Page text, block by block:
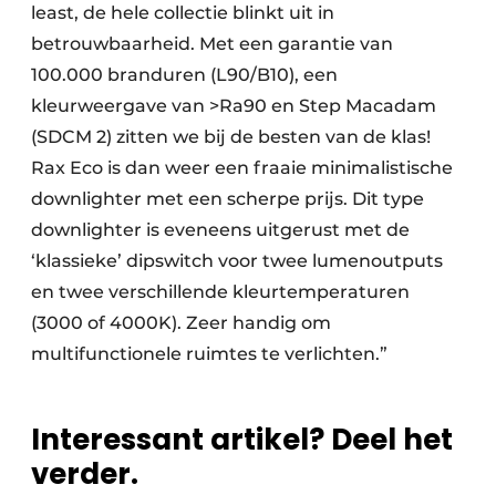
least, de hele collectie blinkt uit in
betrouwbaarheid. Met een garantie van
100.000 branduren (L90/B10), een
kleurweergave van >Ra90 en Step Macadam
(SDCM 2) zitten we bij de besten van de klas!
Rax Eco is dan weer een fraaie minimalistische
downlighter met een scherpe prijs. Dit type
downlighter is eveneens uitgerust met de
‘klassieke’ dipswitch voor twee lumenoutputs
en twee verschillende kleurtemperaturen
(3000 of 4000K). Zeer handig om
multifunctionele ruimtes te verlichten.”
Interessant artikel? Deel het
verder.